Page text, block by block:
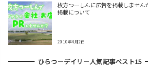
枚方つーしんに広告を掲載しません
掲載について
2010年4月2日
ひらつーデイリー人気記事ベスト15